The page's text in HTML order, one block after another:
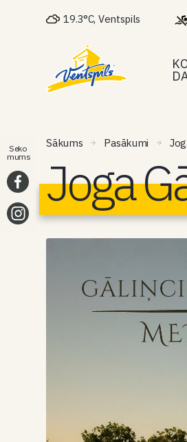
19.3°C, Ventspils
Sākums Pasākumi
Joga
Seko
mums